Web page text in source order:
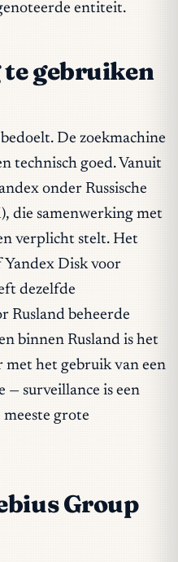
entiteit.
te gebruiken
De zoekmachine
technisch goed. Vanuit
onder Russische
die samenwerking met
verplicht stelt. Het
Disk voor
dezelfde
Rusland beheerde
binnen Rusland is het
het gebruik van een
— surveillance is een
grote
Group